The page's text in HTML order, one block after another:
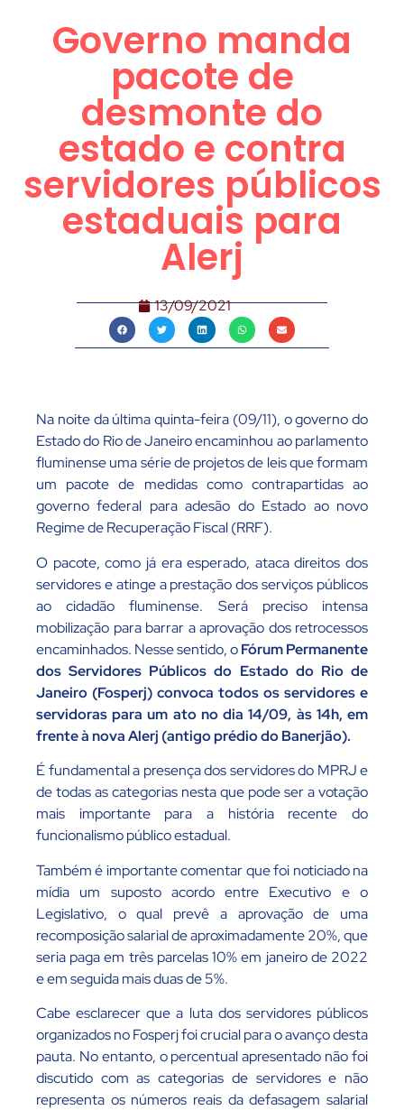
Governo manda
pacote de
desmonte do
estado e contra
servidores públicos
estaduais para
Alerj
13/09/2021
Na noite da última quinta-feira (09/11), o governo do
Estado do Rio de Janeiro encaminhou ao parlamento
fluminense uma série de projetos de leis que formam
um pacote de medidas como contrapartidas ao
governo federal para adesão do Estado ao novo
Regime de Recuperação Fiscal (RRF).
O pacote, como já era esperado, ataca direitos dos
servidores e atinge a prestação dos serviços públicos
ao cidadão fluminense. Será preciso intensa
mobilização para barrar a aprovação dos retrocessos
encaminhados. Nesse sentido, oFórum Permanente
dos Servidores Públicos do Estado do Rio de
Janeiro (Fosperj) convoca todos os servidores e
servidoras para um ato no dia 14/09, às 14h, em
frente à nova Alerj (antigo prédio do Banerjão).
É fundamental a presença dos servidores do MPRJ e
de todas as categorias nesta que pode ser a votação
mais importante para a história recente do
funcionalismo público estadual.
Também é importante comentar que foi noticiado na
mídia um suposto acordo entre Executivo e o
Legislativo, o qual prevê a aprovação de uma
recomposição salarial de aproximadamente 20%, que
seria paga em três parcelas 10% em janeiro de 2022
e em seguida mais duas de 5%.
Cabe esclarecer que a luta dos servidores públicos
organizados no Fosperj foi crucial para o avanço desta
pauta. No entanto, o percentual apresentado não foi
discutido com as categorias de servidores e não
representa os números reais da defasagem salarial